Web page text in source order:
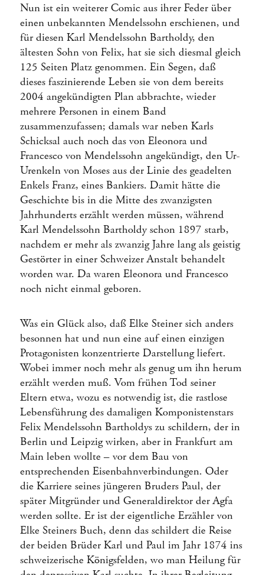
Nun ist ein weiterer Comic aus ihrer Feder über
einen unbekannten Mendelssohn erschienen, und
für diesen Karl Mendelssohn Bartholdy, den
ältesten Sohn von Felix, hat sie sich diesmal gleich
125 Seiten Platz genommen. Ein Segen, daß
dieses faszinierende Leben sie von dem bereits
2004 angekündigten Plan abbrachte, wieder
mehrere Personen in einem Band
zusammenzufassen; damals war neben Karls
Schicksal auch noch das von Eleonora und
Francesco von Mendelssohn angekündigt, den Ur-
Urenkeln von Moses aus der Linie des geadelten
Enkels Franz, eines Bankiers. Damit hätte die
Geschichte bis in die Mitte des zwanzigsten
Jahrhunderts erzählt werden müssen, während
Karl Mendelssohn Bartholdy schon 1897 starb,
nachdem er mehr als zwanzig Jahre lang als geistig
Gestörter in einer Schweizer Anstalt behandelt
worden war. Da waren Eleonora und Francesco
noch nicht einmal geboren.
Was ein Glück also, daß Elke Steiner sich anders
besonnen hat und nun eine auf einen einzigen
Protagonisten konzentrierte Darstellung liefert.
Wobei immer noch mehr als genug um ihn herum
erzählt werden muß. Vom frühen Tod seiner
Eltern etwa, wozu es notwendig ist, die rastlose
Lebensführung des damaligen Komponistenstars
Felix Mendelssohn Bartholdys zu schildern, der in
Berlin und Leipzig wirken, aber in Frankfurt am
Main leben wollte – vor dem Bau von
entsprechenden Eisenbahnverbindungen. Oder
die Karriere seines jüngeren Bruders Paul, der
später Mitgründer und Generaldirektor der Agfa
werden sollte. Er ist der eigentliche Erzähler von
Elke Steiners Buch, denn das schildert die Reise
der beiden Brüder Karl und Paul im Jahr 1874 ins
schweizerische Königsfelden, wo man Heilung für